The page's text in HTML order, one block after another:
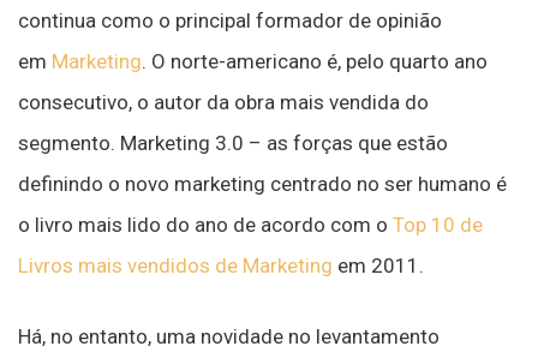
continua como o principal formador de opinião
em Marketing. O norte-americano é, pelo quarto ano
consecutivo, o autor da obra mais vendida do
segmento. Marketing 3.0 – as forças que estão
definindo o novo marketing centrado no ser humano é
o livro mais lido do ano de acordo com o Top 10 de
Livros mais vendidos de Marketing em 2011.
Há, no entanto, uma novidade no levantamento